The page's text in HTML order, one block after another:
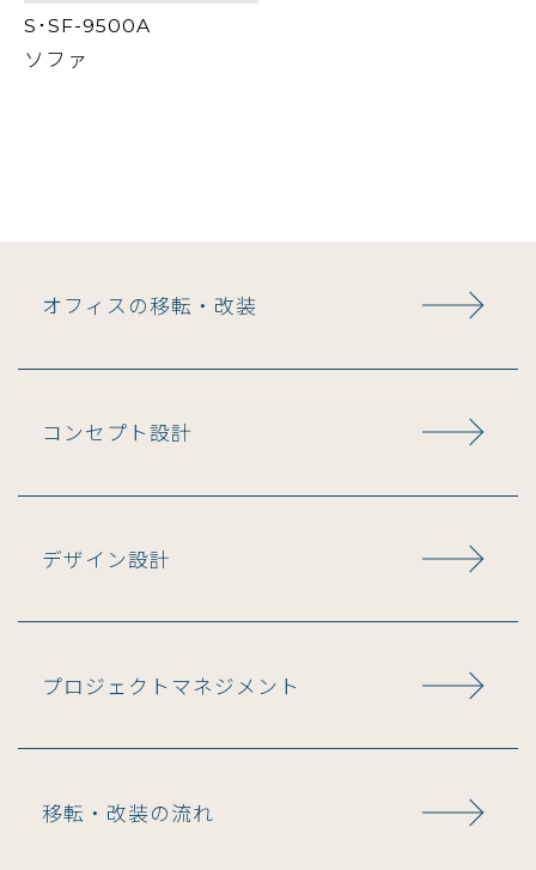
S･SF-9500A
ソファ
オフィスの移転・改装
コンセプト設計
デザイン設計
プロジェクトマネジメント
移転・改装の流れ